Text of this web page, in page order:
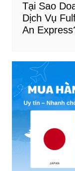
Tại Sao
Dịch Vụ
An